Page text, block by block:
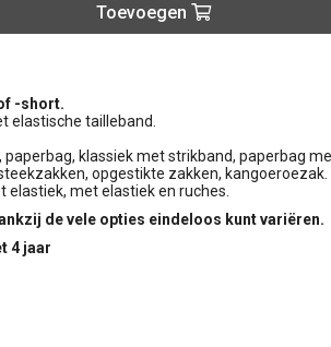
Toevoegen
-short.
elastische tailleband.
klassiek met strikband, paperbag
opgestikte zakken, kangoeroezak.
elastiek, met elastiek en ruches.
de vele opties eindeloos kunt variëren.
4 jaar